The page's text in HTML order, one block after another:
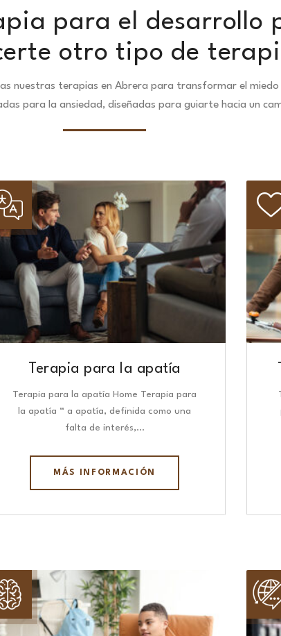
para el desarrollo
otro tipo de
nuestras terapias en Abrera para transformar el
para la ansiedad, diseñadas para guiarte hacia un
Terapia para la apatía
Terapia para la apatía Home Terapia para
la apatía “ a apatía, definida como una
falta de interés,…
MÁS INFORMACIÓN